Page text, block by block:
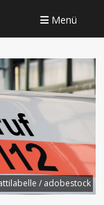
Menü
/ adobestock